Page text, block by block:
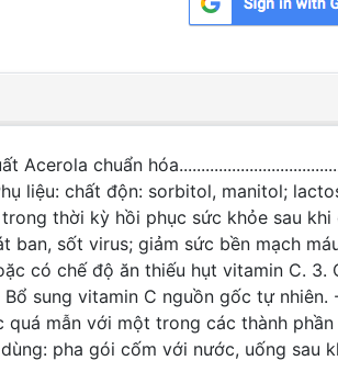
chuẩn
Phụ liệu: chất độn: sorbitol, manitol;
thời kỳ hồi phục sức khỏe sau
ban, sốt virus; giảm sức bền mạch
có chế độ ăn thiếu hụt vitamin C.
sung vitamin C nguồn gốc tự
mẫn với một trong các thành
pha gói cốm với nước, uống sau